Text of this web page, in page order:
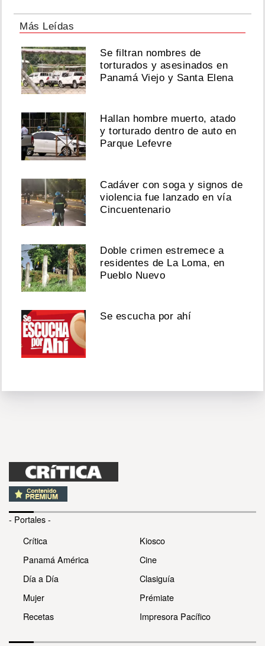
Más Leídas
Se filtran nombres de
torturados y asesinados en
Panamá Viejo y Santa Elena
Hallan hombre muerto, atado
y torturado dentro de auto en
Parque Lefevre
Cadáver con soga y signos de
violencia fue lanzado en vía
Cincuentenario
Doble crimen estremece a
residentes de La Loma, en
Pueblo Nuevo
Se escucha por ahí
- Portales -
Crítica
Panamá América
Día a Día
Mujer
Recetas
Kiosco
Cine
Clasiguía
Prémiate
Impresora Pacífico